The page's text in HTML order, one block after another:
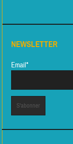
NEWSLETTER
Email*